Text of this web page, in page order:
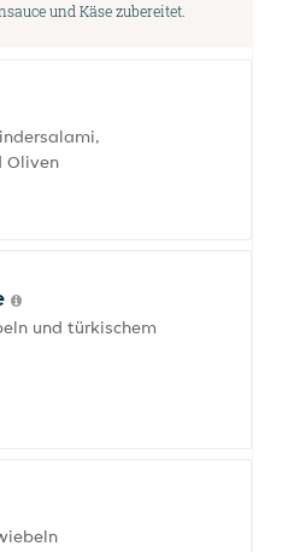
und Käse zubereitet.
Oliven
und türkischem